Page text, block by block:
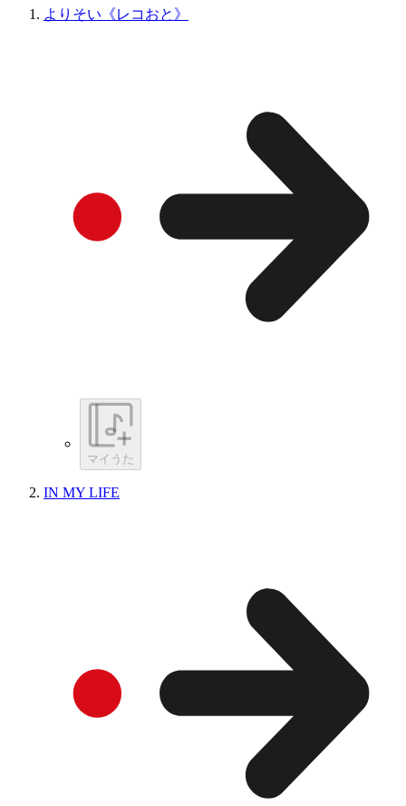
よりそい《レコおと》
マイうた
IN MY LIFE